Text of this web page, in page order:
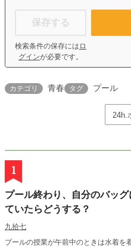
保存する
検索条件の保存には ロ
グインが必要です。
カテゴリ 青春 タグ プール
1
プール終わり、自分のバッ
ていたらどうする？
九拾七
プールの授業が午前中のときは水着を